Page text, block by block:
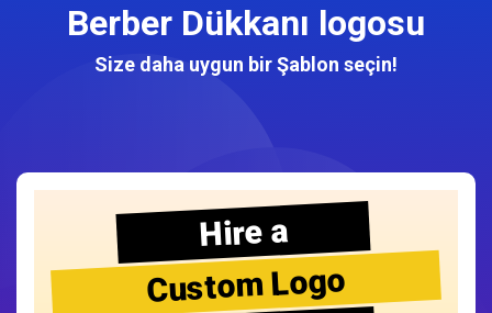
Berber Dükkanı logosu
Size daha uygun bir Şablon seçin!
Hire a
Custom Logo